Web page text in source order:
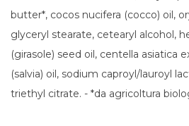
butter*, cocos nucifera (cocco) oil,
glyceryl stearate, cetearyl alcohol,
(girasole) seed oil, centella asiatica
(salvia) oil, sodium caproyl/lauroyl
triethyl citrate. - *da agricoltura